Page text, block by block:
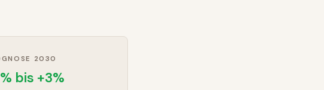
2030
bis +3%